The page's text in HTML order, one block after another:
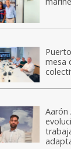
mesa
Aarón